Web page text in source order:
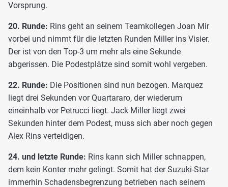
Vorsprung.
20. Runde: Rins geht an seinem Teamkollegen Joan Mir
vorbei und nimmt für die letzten Runden Miller ins Visier.
Der ist von den Top-3 um mehr als eine Sekunde
abgerissen. Die Podestplätze sind somit wohl vergeben.
22. Runde: Die Positionen sind nun bezogen. Marquez
liegt drei Sekunden vor Quartararo, der wiederum
eineinhalb vor Petrucci liegt. Jack Miller liegt zwei
Sekunden hinter dem Podest, muss sich aber noch gegen
Alex Rins verteidigen.
24. und letzte Runde: Rins kann sich Miller schnappen,
dem kein Konter mehr gelingt. Somit hat der Suzuki-Star
immerhin Schadensbegrenzung betrieben nach seinem